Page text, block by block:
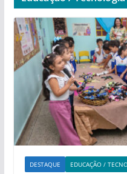
DESTAQUE EDUCAÇÃO /